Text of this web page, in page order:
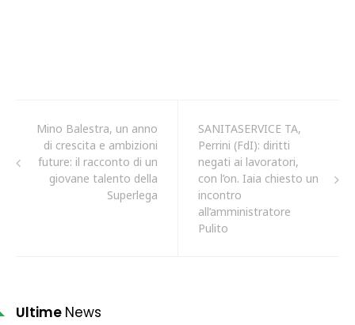
Mino Balestra, un anno
di crescita e ambizioni
future: il racconto di un
giovane talento della
Superlega
SANITASERVICE TA,
Perrini (FdI): diritti
negati ai lavoratori,
con l’on. Iaia chiesto un
incontro
all’amministratore
Pulito
Ultime News